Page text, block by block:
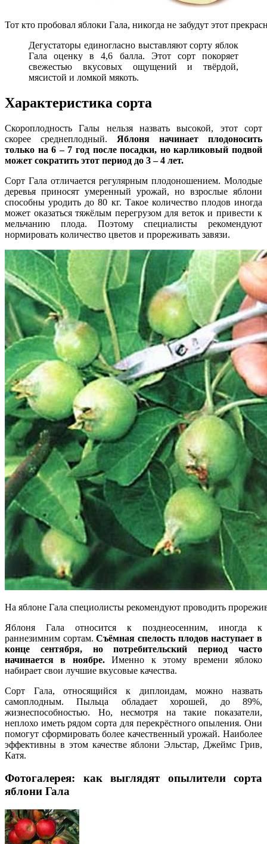
Тот кто пробовал яблоки Гала, никогда не забудут этот
Дегустаторы единогласно выставляют сорту яблок
Гала оценку в 4,6 балла. Этот сорт покоряет
свежестью вкусовых ощущений и твёрдой,
мясистой и ломкой мякоть.
Характеристика сорта
Скороплодность Галы нельзя назвать высокой, этот сорт
скорее среднеплодный. Яблоня начинает плодоносить
только на 6 – 7 год после посадки, но карликовый подвой
может сократить этот период до 3 – 4 лет.
Сорт Гала отличается регулярным плодоношением. Молодые
деревья приносят умеренный урожай, но взрослые яблони
способны уродить до 80 кг. Такое количество плодов иногда
может оказаться тяжёлым перегрузом для веток и привести к
мельчанию плода. Поэтому специалисты рекомендуют
нормировать количество цветов и прореживать завязи.
На яблоне Гала специолисты рекомендуют проводить
Яблоня Гала относится к позднеосенним, иногда к
раннезимним сортам.Съёмная спелость плодов наступает в
конце сентября, но потребительский период часто
начинается в ноябре.Именно к этому времени яблоко
набирает свои лучшие вкусовые качества.
Сорт Гала, относящийся к диплоидам, можно назвать
самоплодным. Пыльца обладает хорошей, до 89%,
жизнеспособностью. Но, несмотря на такие показатели,
неплохо иметь рядом сорта для перекрёстного опыления. Они
помогут сформировать более качественный урожай. Наиболее
эффективны в этом качестве яблони Эльстар, Джеймс Грив,
Катя.
Фотогалерея: как выглядят опылители сорта
яблони Гала